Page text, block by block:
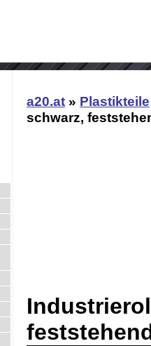
a20.at » Plastikteile
schwarz,